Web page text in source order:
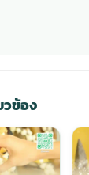
วข้อง